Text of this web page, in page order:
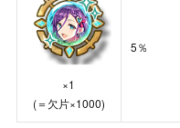
×1
(＝欠片×1000)
5％